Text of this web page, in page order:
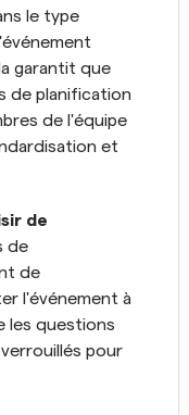
le type
garantit que
de planification
de l'équipe
et
de
de
de
l'événement à
les questions
pour